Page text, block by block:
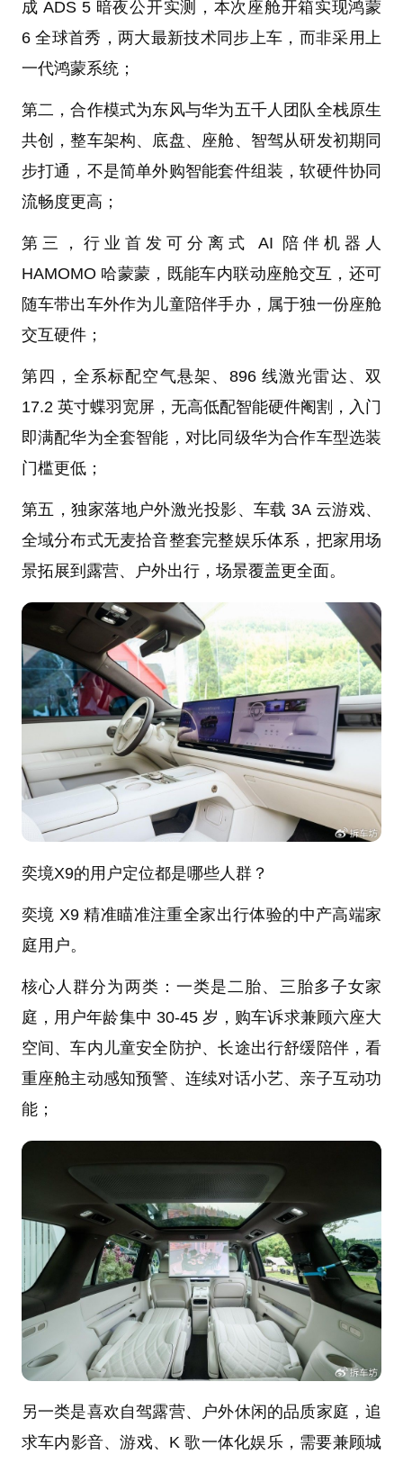
成 ADS 5 暗夜公开实测，本次座舱开箱实现鸿蒙
6 全球首秀，两大最新技术同步上车，而非采用上
一代鸿蒙系统；
第二，合作模式为东风与华为五千人团队全栈原生
共创，整车架构、底盘、座舱、智驾从研发初期同
步打通，不是简单外购智能套件组装，软硬件协同
流畅度更高；
第三，行业首发可分离式 AI 陪伴机器人
HAMOMO 哈蒙蒙，既能车内联动座舱交互，还可
随车带出车外作为儿童陪伴手办，属于独一份座舱
交互硬件；
第四，全系标配空气悬架、896 线激光雷达、双
17.2 英寸蝶羽宽屏，无高低配智能硬件阉割，入门
即满配华为全套智能，对比同级华为合作车型选装
门槛更低；
第五，独家落地户外激光投影、车载 3A 云游戏、
全域分布式无麦拾音整套完整娱乐体系，把家用场
景拓展到露营、户外出行，场景覆盖更全面。
奕境X9的用户定位都是哪些人群？
奕境 X9 精准瞄准注重全家出行体验的中产高端家
庭用户。
核心人群分为两类：一类是二胎、三胎多子女家
庭，用户年龄集中 30-45 岁，购车诉求兼顾六座大
空间、车内儿童安全防护、长途出行舒缓陪伴，看
重座舱主动感知预警、连续对话小艺、亲子互动功
能；
另一类是喜欢自驾露营、户外休闲的品质家庭，追
求车内影音、游戏、K 歌一体化娱乐，需要兼顾城